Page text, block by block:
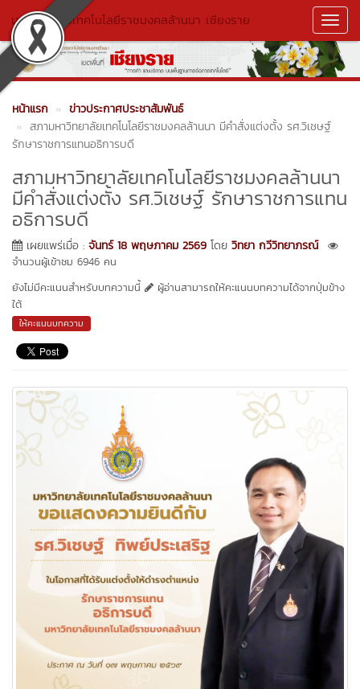
มหาวิทยาลัยเทคโนโลยีราชมงคลล้านนา เชียงราย
หน้าแรก
ข่าวประกาศประชาสัมพันธ์
สภามหาวิทยาลัยเทคโนโลยีราชมงคลล้านนา มีคำสั่งแต่งตั้ง รศ.วิเชษฐ์
รักษาราชการแทนอธิการบดี
สภามหาวิทยาลัยเทคโนโลยีราชมงคลล้านนา
มีคำสั่งแต่งตั้ง รศ.วิเชษฐ์ รักษาราชการแทน
อธิการบดี
เผยแพร่เมื่อ : จันทร์ 18 พฤษภาคม 2569 โดย วิทยา กวีวิทยาภรณ์
จำนวนผู้เข้าชม 6946 คน
ยังไม่มีคะแนนสำหรับบทความนี้
ผู้อ่านสามารถให้คะแนนบทความได้จากปุ่มข้าง
ใต้
ให้คะแนนบทความ